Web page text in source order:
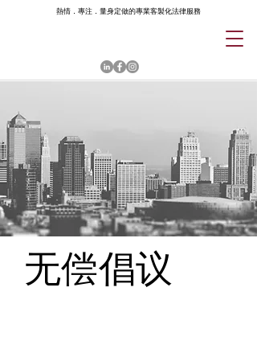
熱情．專注．量身定做的專業客製化法律服務
无偿倡议